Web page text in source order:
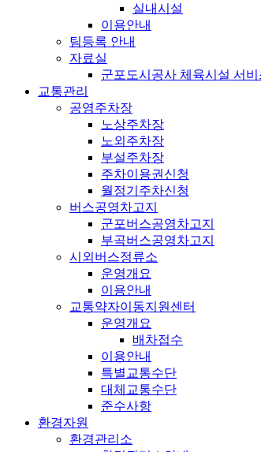
실내시설
이용안내
팀등록 안내
자료실
군포도시공사 체육시설 서
교통관리
공영주차장
노상주차장
노외주차장
부설주차장
주차이용권신청
월정기주차신청
버스공영차고지
군포버스공영차고지
부곡버스공영차고지
시외버스정류소
운영개요
이용안내
교통약자이동지원센터
운영개요
배차접수
이용안내
특별교통수단
대체교통수단
준수사항
환경자원
환경관리소